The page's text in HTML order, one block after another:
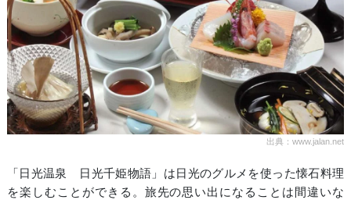
出典：www.jalan.net
「日光温泉 日光千姫物語」は日光のグルメを使った懐石料理
を楽しむことができる。旅先の思い出になることは間違いな